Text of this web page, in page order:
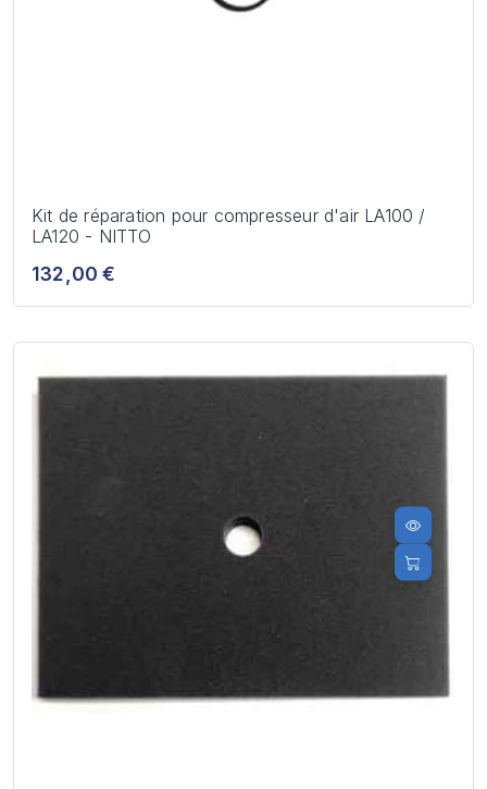
Kit de réparation pour compresseur d'air LA100 /
LA120 - NITTO
132,00 €